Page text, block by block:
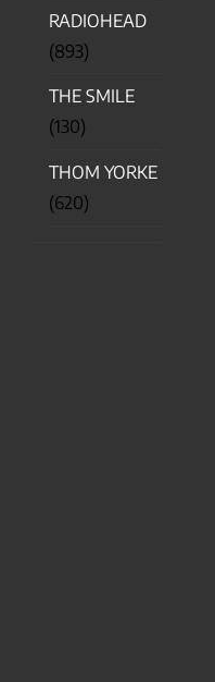
RADIOHEAD
(893)
THE SMILE
(130)
THOM YORKE
(620)